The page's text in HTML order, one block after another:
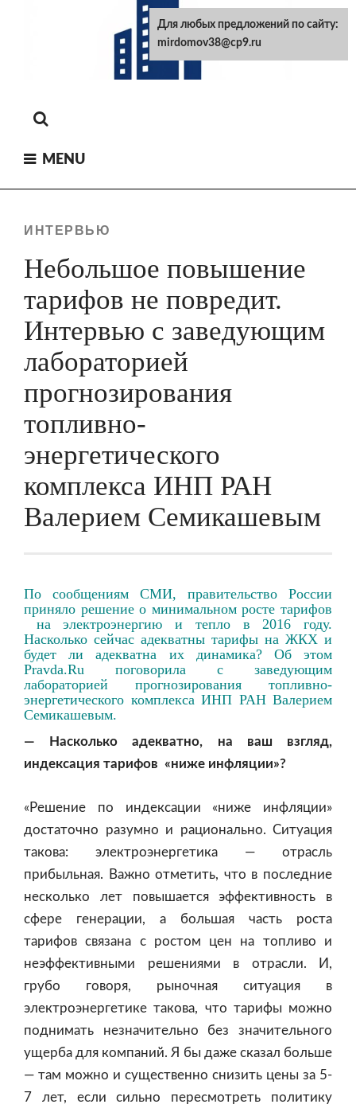
MENU
ИНТЕРВЬЮ
Небольшое повышение
тарифов не повредит.
Интервью с заведующим
лабораторией
прогнозирования
топливно-
энергетического
комплекса ИНП РАН
Валерием Семикашевым
По сообщениям СМИ, правительство России
приняло решение о минимальном росте тарифов
на электроэнергию и тепло в 2016 году.
Насколько сейчас адекватны тарифы на ЖКХ и
будет ли адекватна их динамика? Об этом
Pravda.Ru поговорила с заведующим
лабораторией прогнозирования топливно-
энергетического комплекса ИНП РАН Валерием
Семикашевым.
— Насколько адекватно, на ваш взгляд,
индексация тарифов «ниже инфляции»?
«Решение по индексации «ниже инфляции»
достаточно разумно и рационально. Ситуация
такова: электроэнергетика — отрасль
прибыльная. Важно отметить, что в последние
несколько лет повышается эффективность в
сфере генерации, а большая часть роста
тарифов связана с ростом цен на топливо и
неэффективными решениями в отрасли. И,
грубо говоря, рыночная ситуация в
электроэнергетике такова, что тарифы можно
поднимать незначительно без значительного
ущерба для компаний. Я бы даже сказал больше
— там можно и существенно снизить цены за 5-
7 лет, если сильно пересмотреть политику
Для любых предложений по сайту:
mirdomov38@cp9.ru